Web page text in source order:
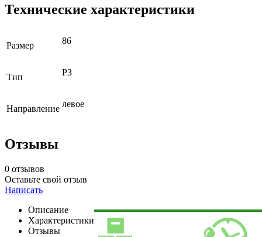
Технические характеристики
Размер 86
Тип РЗ
Направление левое
Отзывы
0 отзывов
Оставьте свой отзыв
Написать
Описание
Характеристики
Отзывы